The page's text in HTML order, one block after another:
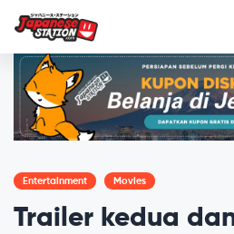
Entertainment Movies
Trailer kedua